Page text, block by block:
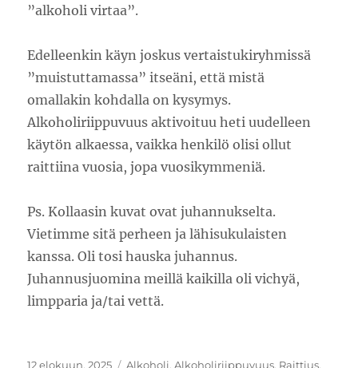
”alkoholi virtaa”.
Edelleenkin käyn joskus vertaistukiryhmissä
”muistuttamassa” itseäni, että mistä
omallakin kohdalla on kysymys.
Alkoholiriippuvuus aktivoituu heti uudelleen
käytön alkaessa, vaikka henkilö olisi ollut
raittiina vuosia, jopa vuosikymmeniä.
Ps. Kollaasin kuvat ovat juhannukselta.
Vietimme sitä perheen ja lähisukulaisten
kanssa. Oli tosi hauska juhannus.
Juhannusjuomina meillä kaikilla oli vichyä,
limpparia ja/tai vettä.
Julkaistu
12 elokuun, 2025 Kategoriat
Alkoholi,Alkoholiriippuvuus, Raittius,